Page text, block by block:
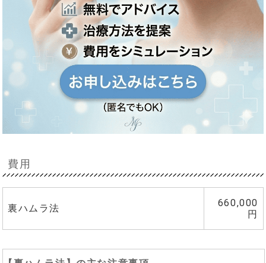
費用
裏ハムラ法
660,000
円